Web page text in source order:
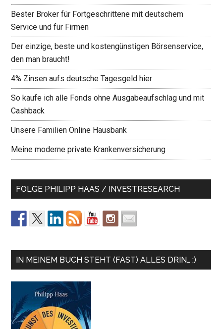
Bester Broker für Fortgeschrittene mit deutschem
Service und für Firmen
Der einzige, beste und kostengünstigen Börsenservice,
den man braucht!
4% Zinsen aufs deutsche Tagesgeld hier
So kaufe ich alle Fonds ohne Ausgabeaufschlag und mit
Cashback
Unsere Familien Online Hausbank
Meine moderne private Krankenversicherung
FOLGE PHILIPP HAAS / INVESTRESEARCH
IN MEINEM BUCH STEHT (FAST) ALLES DRIN… ;)